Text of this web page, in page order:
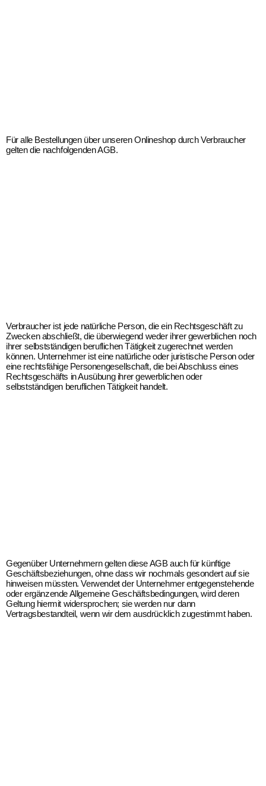
Für alle Bestellungen über unseren Onlineshop durch Verbraucher
gelten die nachfolgenden AGB.
Verbraucher ist jede natürliche Person, die ein Rechtsgeschäft zu
Zwecken abschließt, die überwiegend weder ihrer gewerblichen noch
ihrer selbstständigen beruflichen Tätigkeit zugerechnet werden
können. Unternehmer ist eine natürliche oder juristische Person oder
eine rechtsfähige Personengesellschaft, die bei Abschluss eines
Rechtsgeschäfts in Ausübung ihrer gewerblichen oder
selbstständigen beruflichen Tätigkeit handelt.
Gegenüber Unternehmern gelten diese AGB auch für künftige
Geschäftsbeziehungen, ohne dass wir nochmals gesondert auf sie
hinweisen müssten. Verwendet der Unternehmer entgegenstehende
oder ergänzende Allgemeine Geschäftsbedingungen, wird deren
Geltung hiermit widersprochen; sie werden nur dann
Vertragsbestandteil, wenn wir dem ausdrücklich zugestimmt haben.